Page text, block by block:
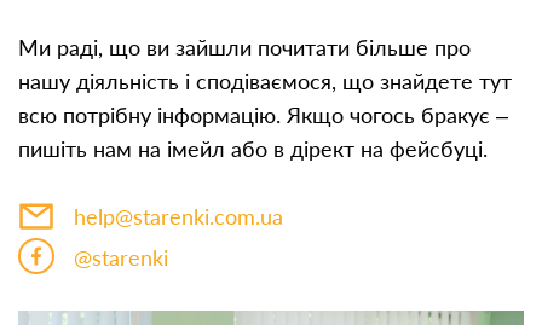
Ми раді, що ви зайшли почитати більше про
нашу діяльність і сподіваємося, що знайдете тут
всю потрібну інформацію. Якщо чогось бракує –
пишіть нам на імейл або в дірект на фейсбуці.
help@starenki.com.ua
@starenki